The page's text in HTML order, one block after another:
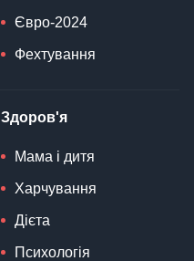
Євро-2024
Фехтування
Здоров'я
Мама і дитя
Харчування
Дієта
Психологія